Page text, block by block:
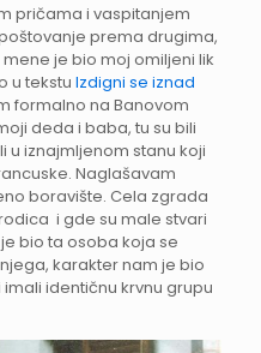
pričama i vaspitanjem
prema drugima,
je bio moj omiljeni lik
u tekstu Izdigni se iznad
formalno na Banovom
deda i baba, tu su bili
u iznajmljenom stanu koji
Naglašavam
boravište. Cela zgrada
i gde su male stvari
bio ta osoba koja se
karakter nam je bio
identičnu krvnu grupu